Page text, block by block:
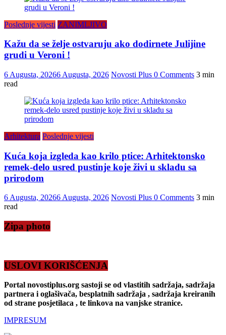
Poslednje vijesti ZANIMLJIVO
Kažu da se želje ostvaruju ako dodirnete Julijine
grudi u Veroni !
6 Augusta, 20266 Augusta, 2026 Novosti Plus 0 Comments 3 min
read
Arhitektura Poslednje vijesti
Kuća koja izgleda kao krilo ptice: Arhitektonsko
remek-delo usred pustinje koje živi u skladu sa
prirodom
6 Augusta, 20266 Augusta, 2026 Novosti Plus 0 Comments 3 min
read
Zipa photo
USLOVI KORIŠĆENJA
Portal novostiplus.org sastoji se od vlastitih sadržaja, sadržaja
partnera i oglašivača, besplatnih sadržaja , sadržaja kreiranih
od strane posjetilaca , te linkova na vanjske stranice.
IMPRESUM